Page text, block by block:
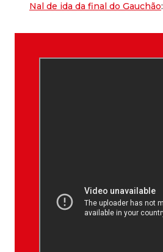
Nal de ida da final do Gauchão: